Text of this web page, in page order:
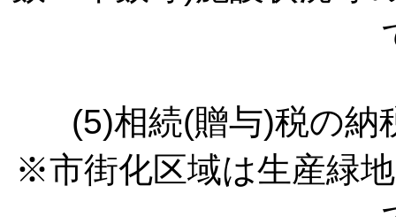
(5)相続(贈与)税の納
※市街化区域は生産緑